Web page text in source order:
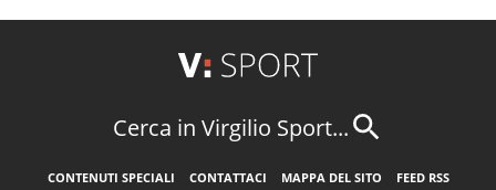
Cerca in Virgilio Sport...
CONTENUTI SPECIALI CONTATTACI MAPPA DEL SITO
FEED RSS